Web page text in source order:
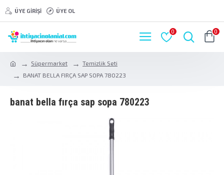
ÜYE GIRIŞI ÜYE OL
0 0
Süpermarket
Temizlik Seti
BANAT BELLA FIRÇA SAP SOPA 780223
banat bella firça sap sopa 780223